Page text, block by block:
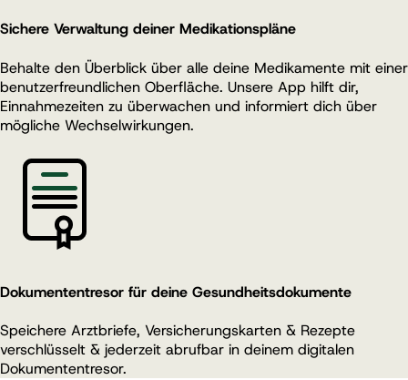
Sichere Verwaltung deiner Medikationspläne
Behalte den Überblick über alle deine Medikamente mit einer
benutzerfreundlichen Oberfläche. Unsere App hilft dir,
Einnahmezeiten zu überwachen und informiert dich über
mögliche Wechselwirkungen.
Dokumententresor für deine Gesundheitsdokumente
Speichere Arztbriefe, Versicherungskarten & Rezepte
verschlüsselt & jederzeit abrufbar in deinem digitalen
Dokumententresor.